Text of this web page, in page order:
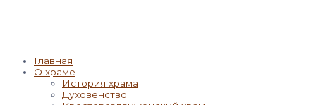
Главная
О храме
История храма
Духовенство